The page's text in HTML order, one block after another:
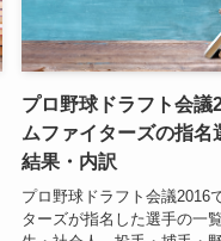
プロ野球ドラフト会
ムファイターズの指名
結果・内訳
プロ野球ドラフト会議2016
ターズが指名した選手の一